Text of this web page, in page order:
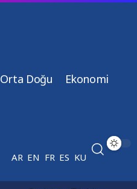
Orta Doğu Ekonomi
AR EN FR ES KU